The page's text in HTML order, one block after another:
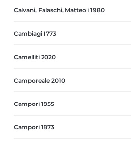
Calvani, Falaschi, Matteoli 1980
Cambiagi 1773
Camelliti 2020
Camporeale 2010
Campori 1855
Campori 1873